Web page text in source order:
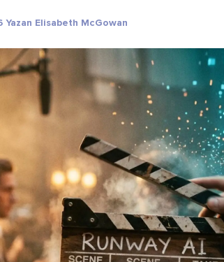
Elisabeth McGowan